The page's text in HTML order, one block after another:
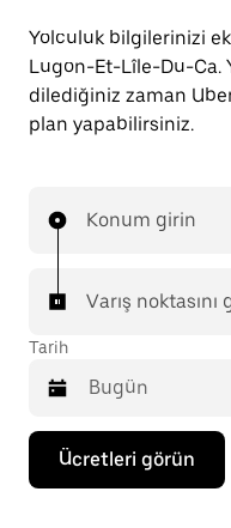
Yolculuk bilgilerinizi
Lugon-Et-Lîle-Du-Ca.
dilediğiniz zaman
plan yapabilirsiniz.
Konum girin
Varış noktasını
Tarih
Takvimle
etkileşime
geçmek
Ücretleri görün